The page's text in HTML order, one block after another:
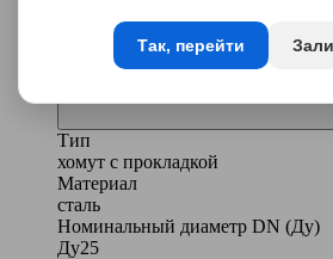
Тип
хомут с прокладкой
Материал
сталь
Номинальный диаметр DN (Ду)
Ду25
Так, перейти